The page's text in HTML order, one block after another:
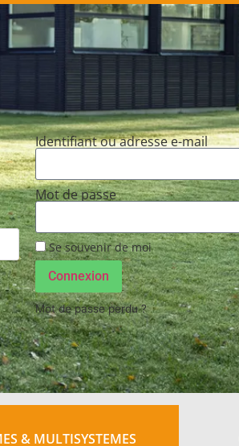
Identifiant ou adresse e-mail
Mot de passe
Se souvenir de moi
Connexion
Mot de passe perdu ?
& MULTISYSTEMES